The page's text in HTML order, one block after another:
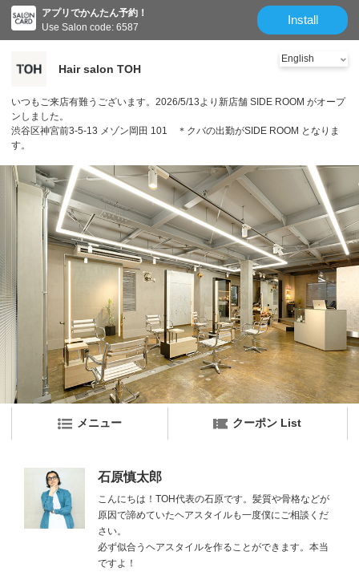
アプリでかんたん予約！
Use Salon code: 6587
Install
Hair salon TOH
いつもご来店有難うございます。2026/5/13より新店舗 SIDE ROOM がオープ
ンしました。
渋谷区神宮前3-5-13 メゾン岡田 101 ＊クバの出勤がSIDE ROOM となりま
す。
メニュー クーポン List
石原慎太郎
こんにちは！TOH代表の石原です。髪質や骨格などが
原因で諦めていたヘアスタイルも一度僕にご相談くだ
さい。
必ず似合うヘアスタイルを作ることができます。本当
ですよ！